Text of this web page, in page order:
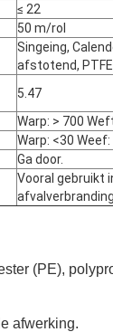
≤ 22
50 m/rol
Singeing,
afstotend,
5.47
Warp: > 700
Warp: <30 Weef:
Ga door.
Vooral gebruikt
(PE),
afwerking.